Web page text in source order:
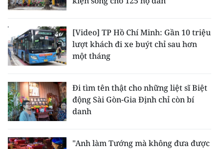
[Video] TP Hồ Chí Minh: Gần 10 triệu
lượt khách đi xe buýt chỉ sau hơn
một tháng
Đi tìm tên thật cho những liệt sĩ Biệt
động Sài Gòn-Gia Định chỉ còn bí
danh
"Anh làm Tướng mà không đưa được